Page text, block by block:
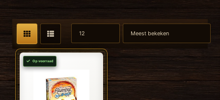
Op voorraad